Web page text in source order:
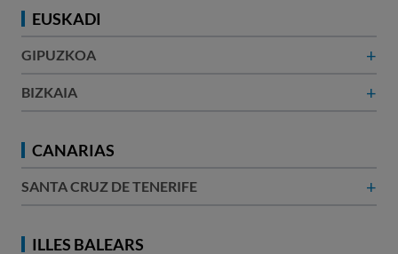
EUSKADI
GIPUZKOA +
BIZKAIA +
CANARIAS
SANTA CRUZ DE TENERIFE +
ILLES BALEARS